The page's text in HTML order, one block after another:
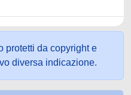
protetti da copyright e
diversa indicazione.